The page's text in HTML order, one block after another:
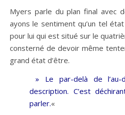
Myers parle du plan final avec
ayons le sentiment qu’un tel
pour lui qui est situé sur le
consterné de devoir même
grand état d’être.
» Le par-delà de
description. C’est
parler.«